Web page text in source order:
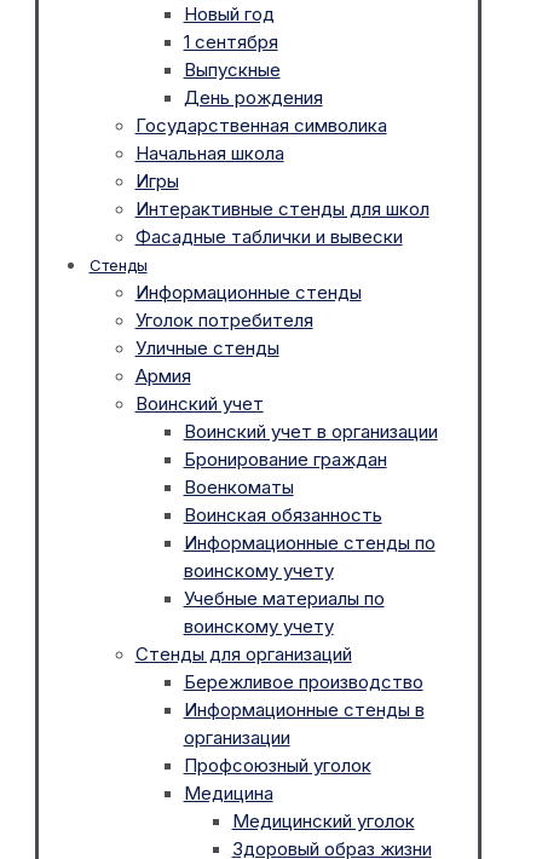
Новый год
1 сентября
Выпускные
День рождения
Государственная символика
Начальная школа
Игры
Интерактивные стенды для школ
Фасадные таблички и вывески
Стенды
Информационные стенды
Уголок потребителя
Уличные стенды
Армия
Воинский учет
Воинский учет в организации
Бронирование граждан
Военкоматы
Воинская обязанность
Информационные стенды по
воинскому учету
Учебные материалы по
воинскому учету
Стенды для организаций
Бережливое производство
Информационные стенды в
организации
Профсоюзный уголок
Медицина
Медицинский уголок
Здоровый образ жизни